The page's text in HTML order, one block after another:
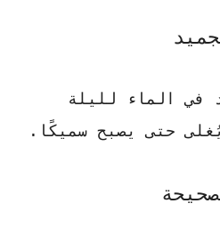
في الماء لليلة
حتى يصبح سميكًا.